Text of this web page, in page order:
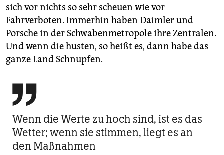
sich vor nichts so sehr scheuen wie vor
Fahrverboten. Immerhin haben Daimler und
Porsche in der Schwabenmetropole ihre Zentralen.
Und wenn die husten, so heißt es, dann habe das
ganze Land Schnupfen.

Wenn die Werte zu hoch sind, ist es das
Wetter; wenn sie stimmen, liegt es an
den Maßnahmen